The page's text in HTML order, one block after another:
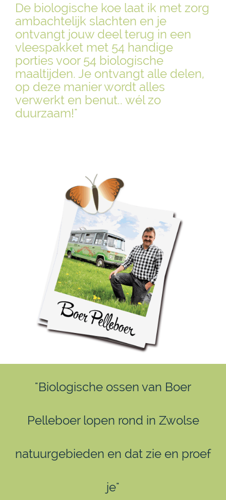
De biologische koe laat ik met zorg
ambachtelijk slachten en je
ontvangt jouw deel terug in een
vleespakket met 54 handige
porties voor 54 biologische
maaltijden. Je ontvangt alle delen,
op deze manier wordt alles
verwerkt en benut.. wél zo
duurzaam!"
"Biologische ossen van Boer
Pelleboer lopen rond in Zwolse
natuurgebieden en dat zie en proef
je"